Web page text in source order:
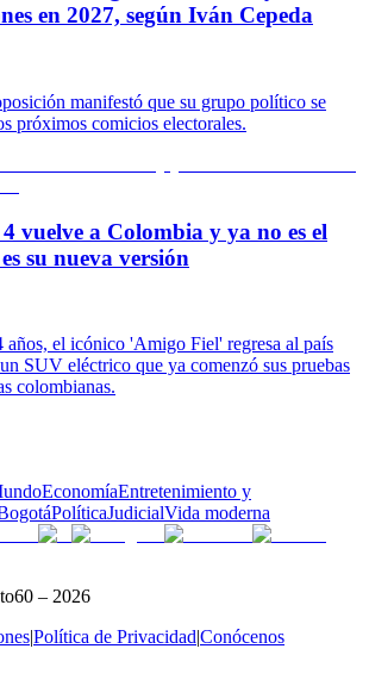
en 2027, según Iván Cepeda
manifestó que su grupo político se
próximos comicios electorales.
vuelve a Colombia y ya no es el
su nueva versión
años, el icónico 'Amigo Fiel' regresa al país
SUV eléctrico que ya comenzó sus pruebas
colombianas.
EconomíaEntretenimiento y
PolíticaJudicialVida moderna
– 2026
|Política de Privacidad|Conócenos